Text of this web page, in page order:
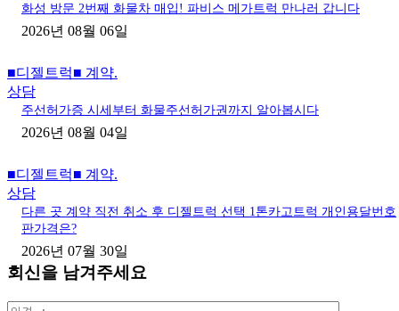
화성 방문 2번째 화물차 매입! 파비스 메가트럭 만나러 갑니다
2026년 08월 06일
■디젤트럭■ 계약.
상담
주선허가증 시세부터 화물주선허가권까지 알아봅시다
2026년 08월 04일
■디젤트럭■ 계약.
상담
다른 곳 계약 직전 취소 후 디젤트럭 선택 1톤카고트럭 개인용달번호
판가격은?
2026년 07월 30일
회신을 남겨주세요